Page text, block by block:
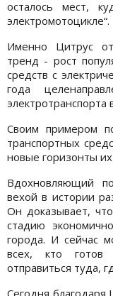
осталось мест,
электромотоцикле“.
Именно Цитрус
тренд - рост
средств с
года
электротранспорта
Своим примером
транспортных
новые горизонты
Вдохновляющий
вехой в истории
Он доказывает,
стадию
города. И сейчас
всех, кто готов
отправиться туда,
Сегодня благодаря